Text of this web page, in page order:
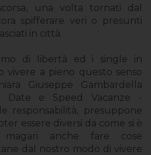
una volta tornati dal
spifferare veri o presunti
in città.
di libertà ed i single in
vivere a pieno questo senso
Giuseppe Gambardella
Date e Speed Vacanze -
responsabilità, presuppone
essere diversi da come si è
anche fare cose
dal nostro modo di vivere